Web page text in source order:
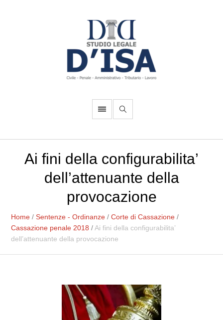
Ai fini della configurabilita’
dell’attenuante della
provocazione
Home /Sentenze - Ordinanze /Corte di Cassazione /
Cassazione penale 2018 /Ai fini della configurabilita’
dell’attenuante della provocazione